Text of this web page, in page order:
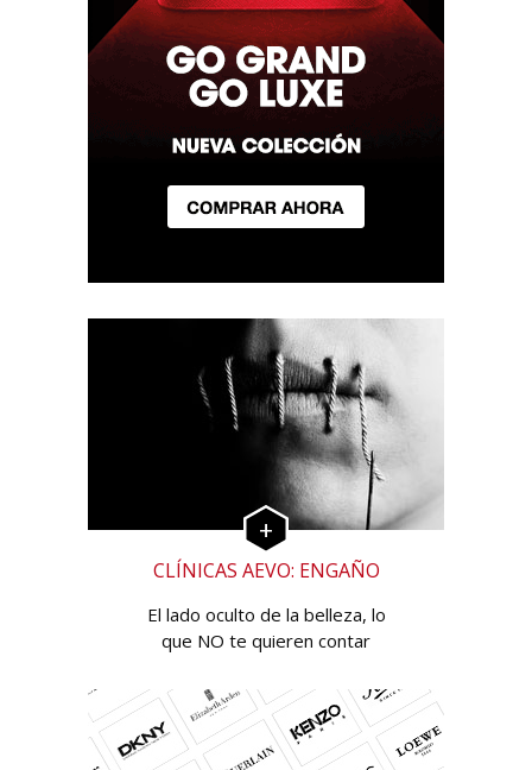
CLÍNICAS AEVO: ENGAÑO
El lado oculto de la belleza, lo
que NO te quieren contar